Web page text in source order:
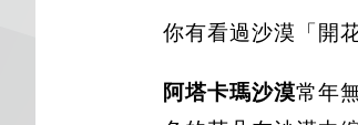
你有看過沙漠「開
阿塔卡瑪沙漠常年